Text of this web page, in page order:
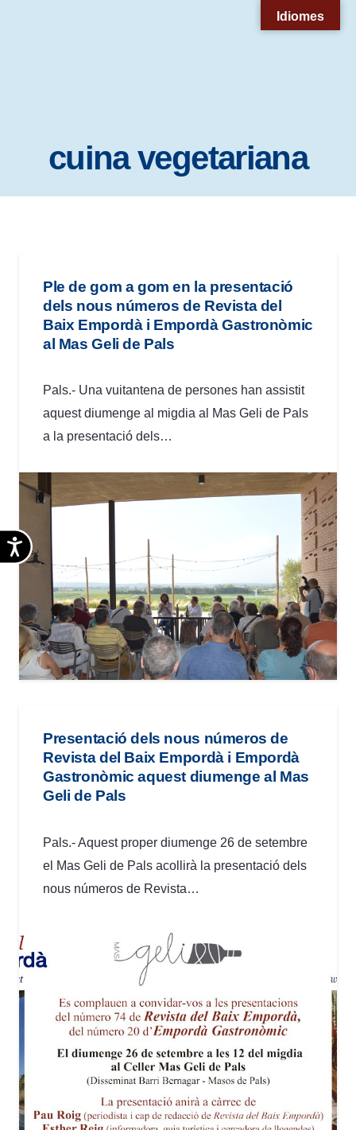
accesibilidad.
Accesibilidad
cuina vegetariana
Ple de gom a gom en la presentació
dels nous números de Revista del
Baix Empordà i Empordà Gastronòmic
al Mas Geli de Pals
Pals.- Una vuitantena de persones han assistit
aquest diumenge al migdia al Mas Geli de Pals
a la presentació dels…
Presentació dels nous números de
Revista del Baix Empordà i Empordà
Gastronòmic aquest diumenge al Mas
Geli de Pals
Pals.- Aquest proper diumenge 26 de setembre
el Mas Geli de Pals acollirà la presentació dels
nous números de Revista…
Idiomes